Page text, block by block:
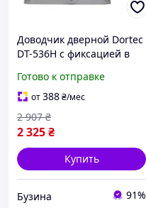
Доводчик дверной Dortec
DT-536H с фиксацией в
150 кг 248x45x72 мм
серебро buzyna
Готово к отправке
от388₴/мес
2 325₴
2 907 ₴
Купить
Бузина 91%